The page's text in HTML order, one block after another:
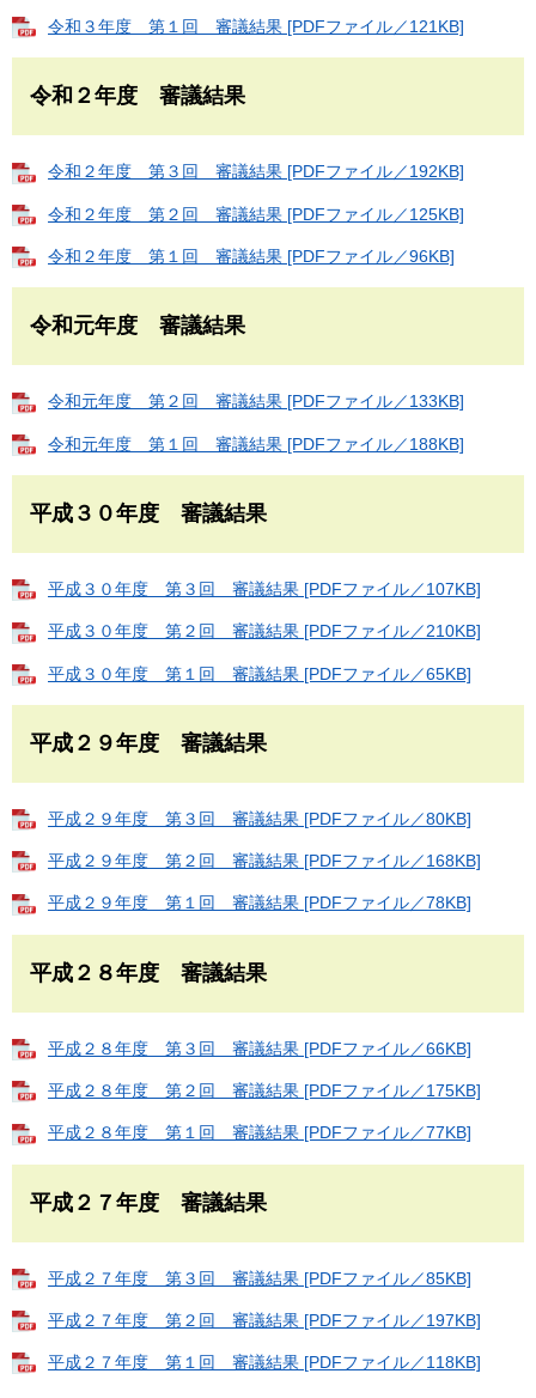
令和３年度 第１回 審議結果 [PDFファイル／121KB]
令和２年度 審議結果
令和２年度 第３回 審議結果 [PDFファイル／192KB]
令和２年度 第２回 審議結果 [PDFファイル／125KB]
令和２年度 第１回 審議結果 [PDFファイル／96KB]
令和元年度 審議結果
令和元年度 第２回 審議結果 [PDFファイル／133KB]
令和元年度 第１回 審議結果 [PDFファイル／188KB]
平成３０年度 審議結果
平成３０年度 第３回 審議結果 [PDFファイル／107KB]
平成３０年度 第２回 審議結果 [PDFファイル／210KB]
平成３０年度 第１回 審議結果 [PDFファイル／65KB]
平成２９年度 審議結果
平成２９年度 第３回 審議結果 [PDFファイル／80KB]
平成２９年度 第２回 審議結果 [PDFファイル／168KB]
平成２９年度 第１回 審議結果 [PDFファイル／78KB]
平成２８年度 審議結果
平成２８年度 第３回 審議結果 [PDFファイル／66KB]
平成２８年度 第２回 審議結果 [PDFファイル／175KB]
平成２８年度 第１回 審議結果 [PDFファイル／77KB]
平成２７年度 審議結果
平成２７年度 第３回 審議結果 [PDFファイル／85KB]
平成２７年度 第２回 審議結果 [PDFファイル／197KB]
平成２７年度 第１回 審議結果 [PDFファイル／118KB]